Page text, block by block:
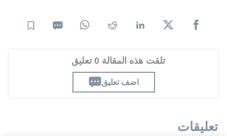
تلقت هذه المقالة 0 تعليق
اضف تعليق
تعليقات